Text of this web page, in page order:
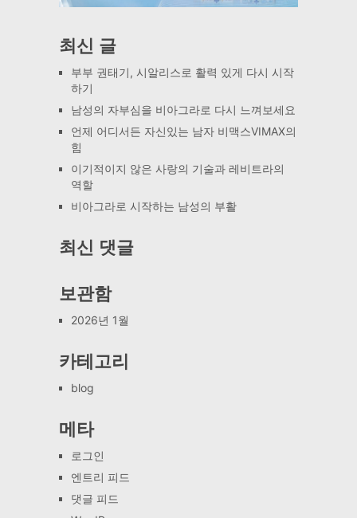
최신 글
부부 권태기, 시알리스로 활력 있게 다시 시작
하기
남성의 자부심을 비아그라로 다시 느껴보세요
언제 어디서든 자신있는 남자 비맥스VIMAX의
힘
이기적이지 않은 사랑의 기술과 레비트라의
역할
비아그라로 시작하는 남성의 부활
최신 댓글
보관함
2026년 1월
카테고리
blog
메타
로그인
엔트리 피드
댓글 피드